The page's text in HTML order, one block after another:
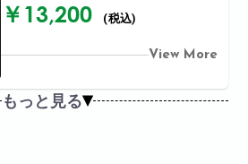
￥13,200 (税込)
View More
もっと見る